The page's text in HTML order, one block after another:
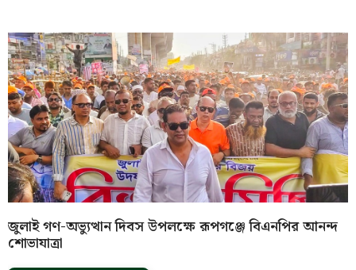
জুলাই গণ-অভ্যুত্থান দিবস উপলক্ষে রূপগঞ্জে বিএনপির আনন্দ
শোভাযাত্রা